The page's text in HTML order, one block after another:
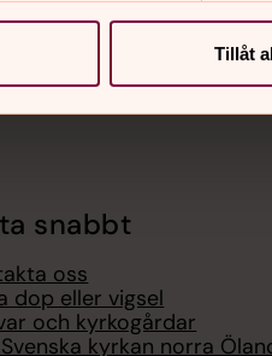
Tillåt
snabbt
oss
dop eller vigsel
och kyrkogårdar
kyrkan norra